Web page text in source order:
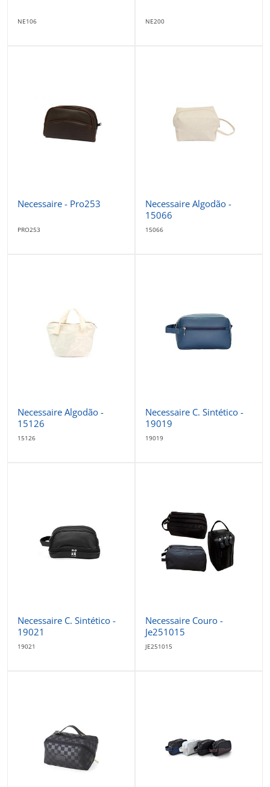
NE106 NE200
Necessaire - Pro253
PRO253
Necessaire Algodão -
15066
15066
Necessaire Algodão -
15126
15126
Necessaire C. Sintético -
19019
19019
Necessaire C. Sintético -
19021
19021
Necessaire Couro -
Je251015
JE251015